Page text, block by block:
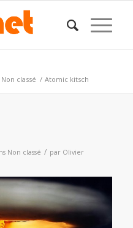
Non classé / Atomic kitsch
Non classé / par Olivier